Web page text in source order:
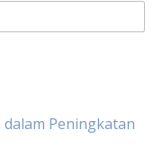
Peningkatan